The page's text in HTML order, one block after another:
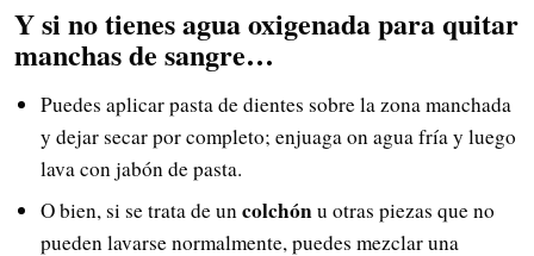
Y si no tienes agua oxigenada para quitar
manchas de sangre…
Puedes aplicar pasta de dientes sobre la zona manchada
y dejar secar por completo; enjuaga on agua fría y luego
lava con jabón de pasta.
O bien, si se trata de uncolchónu otras piezas que no
pueden lavarse normalmente, puedes mezclar una